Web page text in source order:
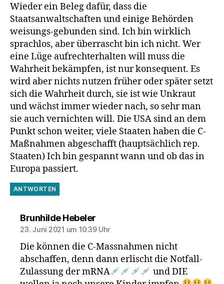
Wieder ein Beleg dafür, dass die
Staatsanwaltschaften und einige Behörden
weisungs-gebunden sind. Ich bin wirklich
sprachlos, aber überrascht bin ich nicht. Wer
eine Lüge aufrechterhalten will muss die
Wahrheit bekämpfen, ist nur konsequent. Es
wird aber nichts nutzen früher oder später setzt
sich die Wahrheit durch, sie ist wie Unkraut
und wächst immer wieder nach, so sehr man
sie auch vernichten will. Die USA sind an dem
Punkt schon weiter, viele Staaten haben die C-
Maßnahmen abgeschafft (hauptsächlich rep.
Staaten) Ich bin gespannt wann und ob das in
Europa passiert.
ANTWORTEN
Brunhilde Hebelersagt:
23. Juni 2021 um 10:39 Uhr
Die können die C-Massnahmen nicht
abschaffen, denn dann erlischt die Notfall-
Zulassung der mRNA
und DIE